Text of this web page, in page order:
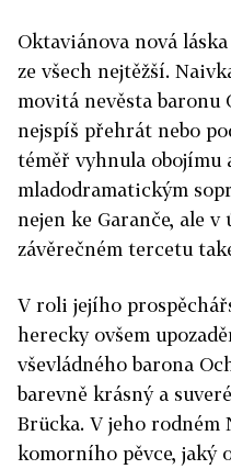
Oktaviánova nová
ze všech nejtěžší.
movitá nevěsta baronu
nejspíš přehrát nebo
téměř vyhnula obojímu
mladodramatickým
nejen ke Garanče, ale v
závěrečném tercetu
V roli jejího
herecky ovšem
vševládného barona
barevně krásný a
Brücka. V jeho rodném
komorního pěvce, jaký